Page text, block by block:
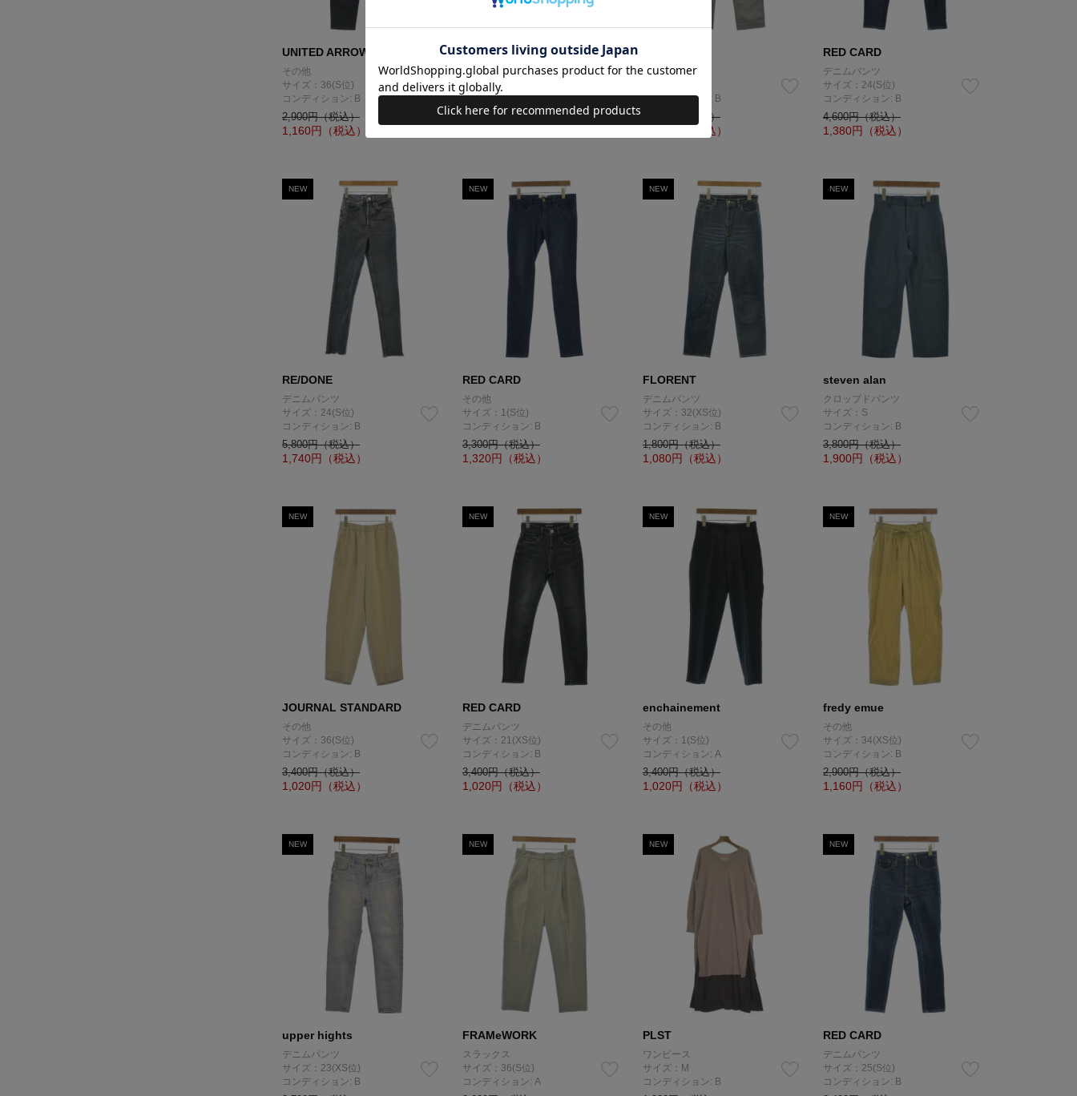
UNITED ARROWS
その他
サイズ：36(S位)
コンディション: B
2,900円（税込）
1,160円（税込）
ASTRAET
その他
サイズ：-(M位)
コンディション: B
3,400円（税込）
チノパン
コンディション: B
2,200円（税込）
円（税込）
RED CARD
デニムパンツ
サイズ：24(S位)
コンディション: B
4,600円（税込）
1,380円（税込）
NEW
RE/DONE
デニムパンツ
サイズ：24(S位)
コンディション: B
5,800円（税込）
1,740円（税込）
NEW
RED CARD
その他
サイズ：1(S位)
コンディション: B
3,300円（税込）
1,320円（税込）
NEW
FLORENT
デニムパンツ
サイズ：32(XS位)
コンディション: B
1,800円（税込）
1,080円（税込）
NEW
steven alan
クロップドパンツ
サイズ：S
コンディション: B
3,800円（税込）
1,900円（税込）
NEW
JOURNAL STANDARD
その他
サイズ：36(S位)
コンディション: B
3,400円（税込）
1,020円（税込）
NEW
RED CARD
デニムパンツ
サイズ：21(XS位)
コンディション: B
3,400円（税込）
1,020円（税込）
NEW
enchainement
その他
サイズ：1(S位)
コンディション: A
3,400円（税込）
1,020円（税込）
NEW
fredy emue
その他
サイズ：34(XS位)
コンディション: B
2,900円（税込）
1,160円（税込）
NEW
upper hights
デニムパンツ
サイズ：23(XS位)
コンディション: B
NEW
FRAMeWORK
スラックス
サイズ：36(S位)
コンディション: A
NEW
PLST
ワンピース
サイズ：M
コンディション: B
NEW
RED CARD
デニムパンツ
サイズ：25(S位)
コンディション: B